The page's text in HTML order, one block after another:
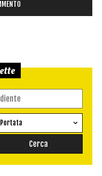
Portata
Conserva